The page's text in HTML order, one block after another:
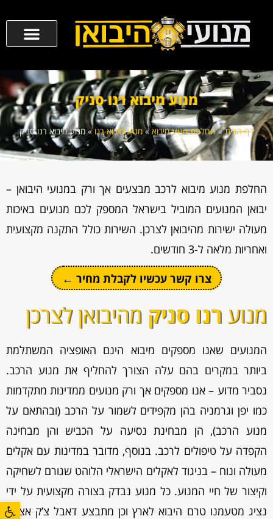
פתח
מנוע מיבוא רנו סניק
דף הבית»החלפת מנוע מיבוא»מנוע מיבוא רנו»מנוע מיבוא רנו סניק
החלפת מנוע מיבוא לרכב מבצעים אך ורק במנועי היבואן –
יבואן המנועים המוביל בישראל המספק לכם מנועים באיכות
מעולה ישירות מהיבואן לצרכן. השירות כולל התקנה מקצועית
ואחריות מלאה ל-3 חודשים.
צרו קשר עכשיו לקבלת מחיר ←
מנוע רנו סניק מהיבואן לצרכן
המנועים שאנו מספקים מיבוא הינם האופציה המשתלמת
ביותר במקרים בהם עלה הצורך להחליף את מנוע הרכב.
נסביר מדוע – אנו מספקים אך ורק מנועים ממדינות מתקדמות
כמו יפן וגרמניה בהן מקפידים לשמור על הרכב (ובהתאם על
מנוע הרכב), הן מבחינת נסיעה על הכביש והן מבחינה
הקפדה על טיפולים לרכב. בנוסף, מדובר במדינות עם אקלים
מעולה ונוח – בניגוד לאקלים הישראלי הלוהט שגורם לשחיקה
וקיצור של חיי המנוע. כל מנוע נבדק בצורה מקצועית על ידי
נציג מטעמנו טרם היבוא לארץ וכן מתבצע דאבל צ’ק אצלנו